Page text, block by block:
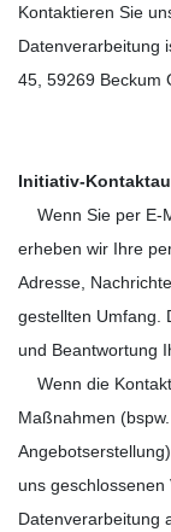
Kontaktieren Sie
Datenverarbeitung
45, 59269 Beckum
Initiativ-
Wenn Sie per E-
erheben wir Ihre
Adresse,
gestellten Umfang.
und Beantwortung
Wenn die
Maßnahmen
uns
Datenverarbeitung